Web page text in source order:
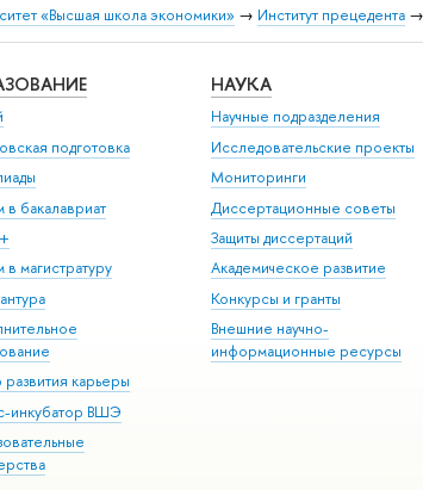
«Высшая школа экономики» → Институт прецедента →
подготовка
бакалавриат
магистратуру
карьеры
инкубатор ВШЭ
НАУКА
Научные подразделения
Исследовательские проекты
Мониторинги
Диссертационные советы
Защиты диссертаций
Академическое развитие
Конкурсы и гранты
Внешние научно-
информационные ресурсы